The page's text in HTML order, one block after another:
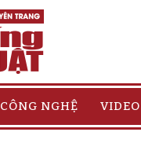
CÔNG NGHỆ VIDEO